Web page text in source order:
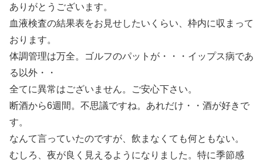
ありがとうございます。
血液検査の結果表をお見せしたいくらい、枠内に収まって
おります。
体調管理は万全。ゴルフのパットが・・・イップス病であ
る以外・・
全てに異常はございません。ご安心下さい。
断酒から6週間。不思議ですね。あれだけ・・酒が好きで
す。
なんて言っていたのですが、飲まなくても何ともない。
むしろ、夜が良く見えるようになりました。特に季節感